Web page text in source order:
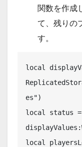
関数を作成
て、残りの
す。
local
es")
local status =
local